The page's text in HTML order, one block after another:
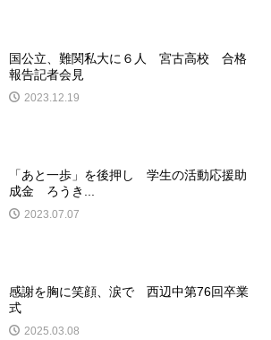
国公立、難関私大に６人 宮古高校 合格
報告記者会見
2023.12.19
「あと一歩」を後押し 学生の活動応援助
成金 ろうき...
2023.07.07
感謝を胸に笑顔、涙で 西辺中第76回卒業
式
2025.03.08